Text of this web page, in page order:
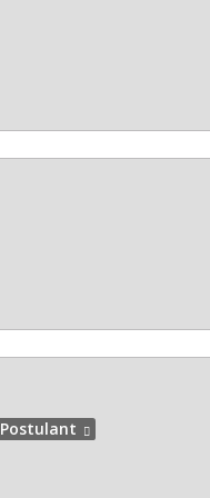
Postulant